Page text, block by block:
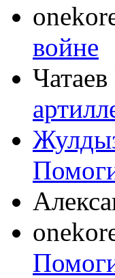
войне